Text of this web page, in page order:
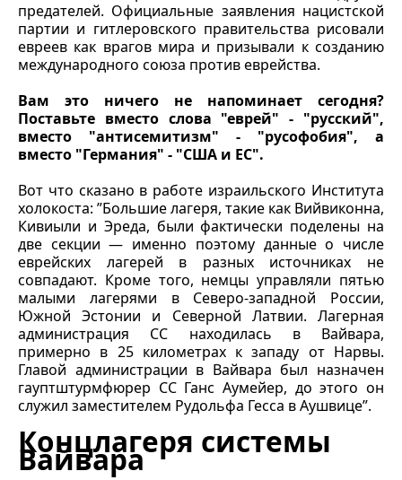
предателей. Официальные заявления нацистской
партии и гитлеровского правительства рисовали
евреев как врагов мира и призывали к созданию
международного союза против еврейства.
Вам это ничего не напоминает сегодня?
Поставьте вместо слова "еврей" - "русский",
вместо "антисемитизм" - "русофобия", а
вместо "Германия" - "США и ЕС".
Вот что сказано в работе израильского Института
холокоста: ”Большие лагеря, такие как Вийвиконна,
Кивиыли и Эреда, были фактически поделены на
две секции — именно поэтому данные о числе
еврейских лагерей в разных источниках не
совпадают. Кроме того, немцы управляли пятью
малыми лагерями в Северо-западной России,
Южной Эстонии и Северной Латвии. Лагерная
администрация СС находилась в Вайвара,
примерно в 25 километрах к западу от Нарвы.
Главой администрации в Вайвара был назначен
гауптштурмфюрер СС Ганс Аумейер, до этого он
служил заместителем Рудольфа Гесса в Аушвице”.
Концлагеря системы
Вайвара